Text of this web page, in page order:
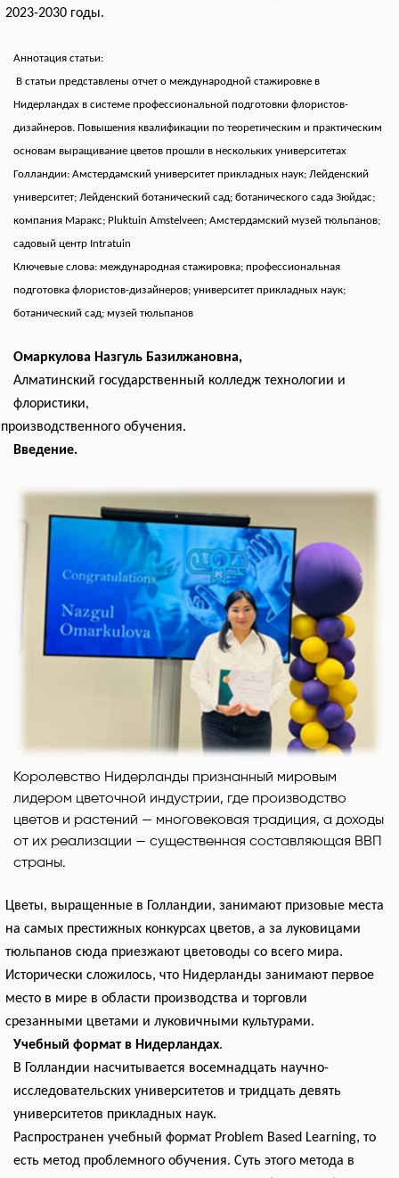
2023-2030 годы.
Аннотация статьи:
В статьи представлены отчет о международной стажировке в
Нидерландах в системе профессиональной подготовки флористов-
дизайнеров. Повышения квалификации по теоретическим и практическим
основам выращивание цветов прошли в нескольких университетах
Голландии: Амстердамский университет прикладных наук; Лейденский
университет; Лейденский ботанический сад; ботанического сада Зюйдас;
компания Маракс; Pluktuin Amstelveen; Амстердамский музей тюльпанов;
садовый центр Intratuin
Ключевые слова: международная стажировка; профессиональная
подготовка флористов-дизайнеров; университет прикладных наук;
ботанический сад; музей тюльпанов
Омаркулова Назгуль Базилжановна,
Алматинский государственный колледж технологии и
флористики,
обучения.
Введение.
Королевство Нидерланды признанный мировым
лидером цветочной индустрии, где производство
цветов и растений — многовековая традиция, а доходы
от их реализации — существенная составляющая ВВП
страны.
Цветы, выращенные в Голландии, занимают призовые места
на самых престижных конкурсах цветов, а за луковицами
тюльпанов сюда приезжают цветоводы со всего мира.
Исторически сложилось, что Нидерланды занимают первое
место в мире в области производства и торговли
срезанными цветами и луковичными культурами.
Учебный формат в Нидерландах.
В Голландии насчитывается восемнадцать научно-
исследовательских университетов и тридцать девять
университетов прикладных наук.
Распространен учебный формат Problem Based Learning, то
есть метод проблемного обучения. Суть этого метода в